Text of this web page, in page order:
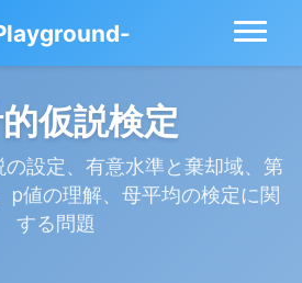
仮説検定
設定、有意水準と棄却域、第
p値の理解、母平均の検定に関
する問題